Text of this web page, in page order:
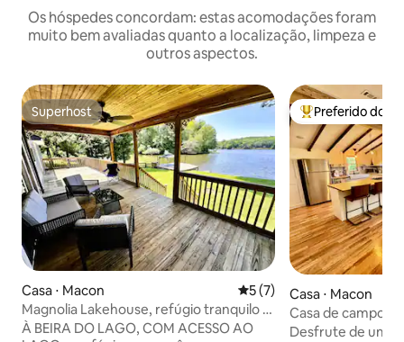
Os hóspedes concordam: estas acomodações foram
muito bem avaliadas quanto a localização, limpeza e
outros aspectos.
Superhost
Superhost
Casa ⋅ Macon 5 de uma avaliação média
5 (7)
Magnolia Lakehouse, refúgio tranquilo à
beira do lago!
À BEIRA DO LAGO, COM ACESSO AO
Entre os
Preferido dos
Casa ⋅ Macon
Casa de campo
Macon
Desfrute de uma